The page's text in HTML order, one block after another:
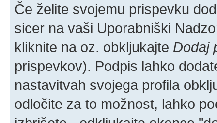
Če želite svojemu prispevku
sicer na vaši Uporabniški
kliknite na oz. obkljukajte Dodaj
prispevkov). Podpis lahko
nastavitvah svojega profila
odločite za to možnost, lahko